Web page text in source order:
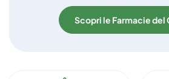
Scopri le Farmacie del